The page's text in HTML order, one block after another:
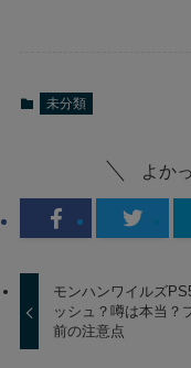
未分類
よか
モンハンワイルズ
ッシュ？噂は本当？
前の注意点